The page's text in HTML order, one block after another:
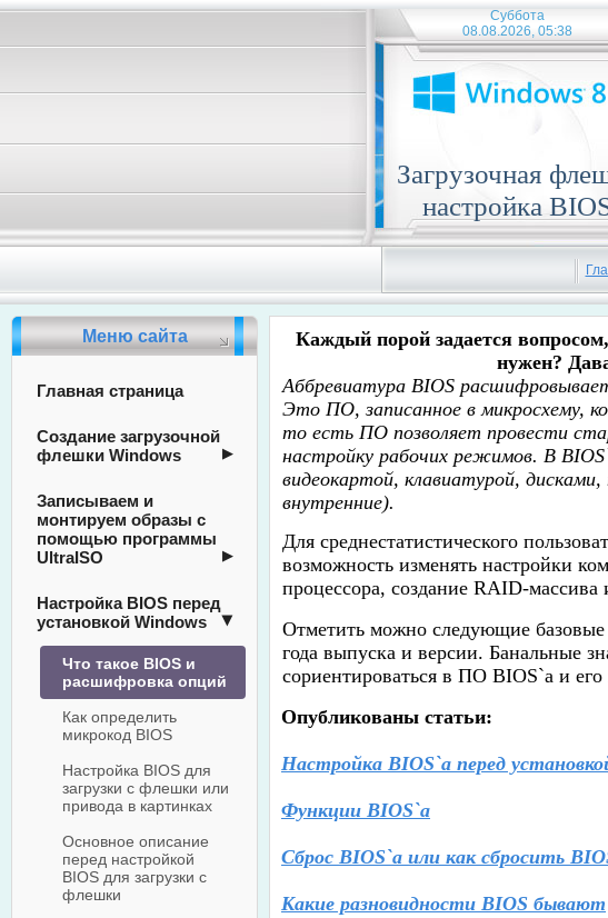
Суббота
08.08.2026, 05:38
Загрузочная
настройка
Меню сайта
Главная страница
Создание загрузочной
флешки Windows
Записываем и
монтируем образы с
помощью программы
UltraISO
Настройка BIOS перед
установкой Windows
Что такое BIOS и
расшифровка опций
Как определить
микрокод BIOS
Настройка BIOS для
загрузки с флешки или
привода в картинках
Основное описание
перед настройкой
BIOS для загрузки с
флешки
Каждый порой задается
нужен?
АббревиатураBIOS
Это ПО, записанное в микросхему,
то есть ПО позволяет провести
настройку рабочих режимов. В
видеокартой, клавиатурой,
внутренние).
Для среднестатистического
возможность изменять настройки
процессора, создание RAID-массива
Отметить можно следующие
года выпуска и версии. Банальные
сориентироваться в ПО BIOS`а и его
Опубликованы статьи:
Настройка BIOS`а перед
Функции BIOS`а
Сброс BIOS`а или как сбросить
Какие разновидности BIOS бывают